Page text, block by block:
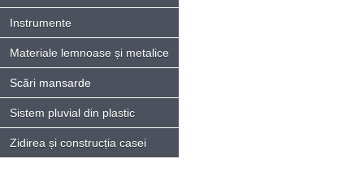
Instrumente
Materiale lemnoase și metalice
Scări mansarde
Sistem pluvial din plastic
Zidirea și construcția casei